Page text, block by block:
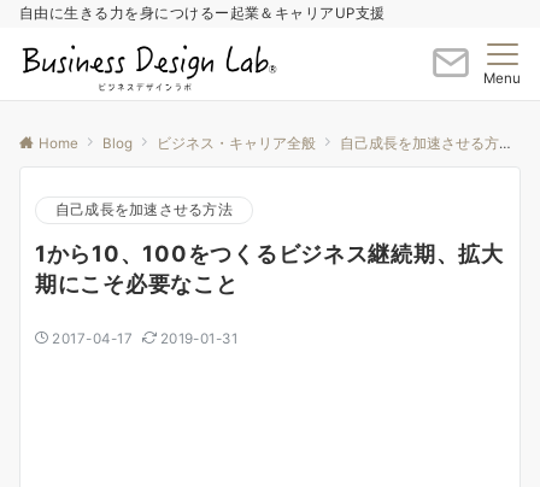
自由に生きる力を身につけるー起業＆キャリアUP支援
Menu
Home Blog ビジネス・キャリア全般 自己成長を加速させる方法
自己成長を加速させる方法
1から10、100をつくるビジネス継続期、拡大
期にこそ必要なこと
2017-04-17 2019-01-31